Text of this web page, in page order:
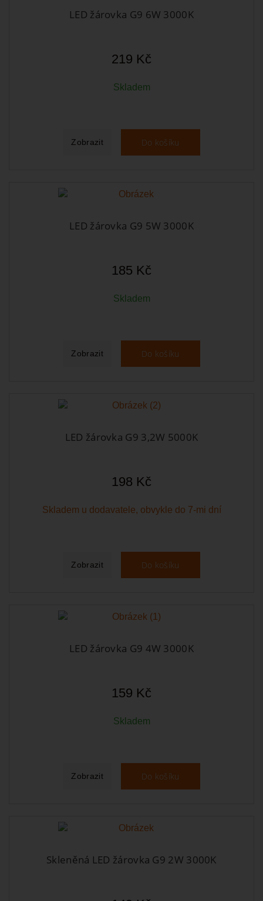
LED žárovka G9 6W 3000K
219 Kč
Skladem
Zobrazit Do košíku
LED žárovka G9 5W 3000K
185 Kč
Skladem
Zobrazit Do košíku
LED žárovka G9 3,2W 5000K
198 Kč
Skladem u dodavatele, obvykle do 7-mi dní
Zobrazit Do košíku
LED žárovka G9 4W 3000K
159 Kč
Skladem
Zobrazit Do košíku
Skleněná LED žárovka G9 2W 3000K